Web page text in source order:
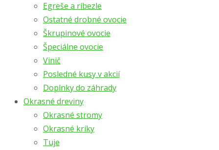
Egreše a ríbezle
Ostatné drobné ovocie
Škrupinové ovocie
Špeciálne ovocie
Vinič
Posledné kusy v akcií
Doplnky do záhrady
Okrasné dreviny
Okrasné stromy
Okrasné kríky
Tuje